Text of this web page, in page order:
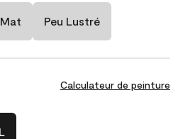
Mat Peu Lustré
Calculateur de peinture